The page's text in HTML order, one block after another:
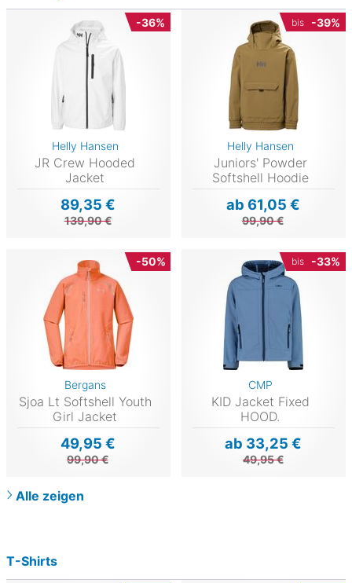
-36%
Helly Hansen
JR Crew Hooded
Jacket
89,35 €
139,90 €
bis -39%
Helly Hansen
Juniors' Powder
Softshell Hoodie
ab 61,05 €
99,90 €
-50%
Bergans
Sjoa Lt Softshell Youth
Girl Jacket
49,95 €
99,90 €
bis -33%
CMP
KID Jacket Fixed
HOOD.
ab 33,25 €
49,95 €
Alle zeigen
T-Shirts